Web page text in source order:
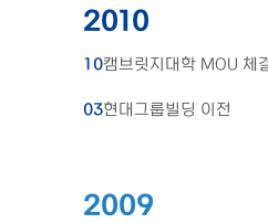
2010
10캠브릿지대학 MOU 체
03현대그룹빌딩 이전
2009